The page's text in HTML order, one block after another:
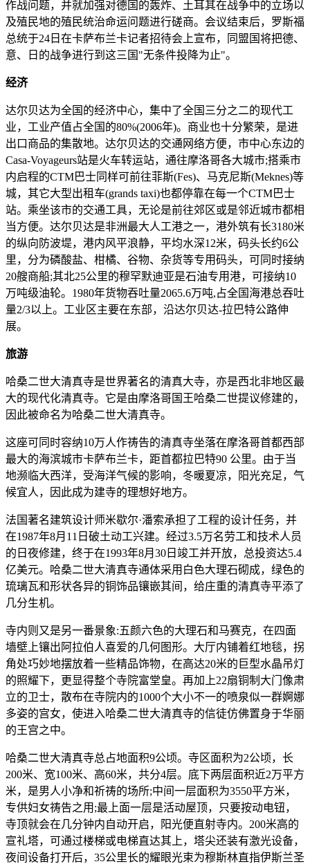
作战问题，并就加强对德国的轰炸、土耳其在战争中的立场以
及殖民地的殖民统治命运问题进行磋商。会议结束后，罗斯福
总统于24日在卡萨布兰卡记者招待会上宣布，同盟国将把德、
意、日的战争进行到这三国"无条件投降为止"。
经济
达尔贝达为全国的经济中心，集中了全国三分之二的现代工
业，工业产值占全国的80%(2006年)。商业也十分繁荣，是进
出口商品的集散地。达尔贝达的交通网络方便，市中心东边的
Casa-Voyageurs站是火车转运站，通往摩洛哥各大城市;搭乘市
内启程的CTM巴士同样可前往菲斯(Fes)、马克尼斯(Meknes)等
城，其它大型出租车(grands taxi)也都停靠在每一个CTM巴士
站。乘坐该市的交通工具，无论是前往郊区或是邻近城市都相
当方便。达尔贝达是非洲最大人工港之一，港外筑有长3180米
的纵向防波堤，港内风平浪静，平均水深12米，码头长约6公
里，分为磷酸盐、柑橘、谷物、杂货等专用码头，可同时接纳
20艘商船;其北25公里的穆罕默迪亚是石油专用港，可接纳10
万吨级油轮。1980年货物吞吐量2065.6万吨,占全国海港总吞吐
量2/3以上。工业区主要在东部，沿达尔贝达-拉巴特公路伸
展。
旅游
哈桑二世大清真寺是世界著名的清真大寺，亦是西北非地区最
大的现代化清真寺。它是由摩洛哥国王哈桑二世提议修建的，
因此被命名为哈桑二世大清真寺。
这座可同时容纳10万人作祷告的清真寺坐落在摩洛哥首都西部
最大的海滨城市卡萨布兰卡，距首都拉巴特90 公里。由于当
地濒临大西洋，受海洋气候的影响，冬暖夏凉，阳光充足，气
候宜人，因此成为建寺的理想好地方。
法国著名建筑设计师米歇尔·潘索承担了工程的设计任务，并
在1987年8月11日破土动工兴建。经过3.5万名劳工和技术人员
的日夜修建，终于在1993年8月30日竣工并开放，总投资达5.4
亿美元。哈桑二世大清真寺通体采用白色大理石砌成，绿色的
琉璃瓦和形状各异的铜饰品镶嵌其间，给庄重的清真寺平添了
几分生机。
寺内则又是另一番景象:五颜六色的大理石和马赛克，在四面
墙壁上镶出阿拉伯人喜爱的几何图形。大厅内铺着红地毯，拐
角处巧妙地摆放着一些精品饰物，在高达20米的巨型水晶吊灯
的照耀下，更显得整个寺院富堂皇。再加上22扇铜制大门像肃
立的卫士，散布在寺院内的1000个大小不一的喷泉似一群婀娜
多姿的宫女，使进入哈桑二世大清真寺的信徒仿佛置身于华丽
的王宫之中。
哈桑二世大清真寺总占地面积9公顷。寺区面积为2公顷，长
200米、宽100米、高60米，共分4层。底下两层面积近2万平方
米，是男人小净和祈祷的场所;中间一层面积为3550平方米，
专供妇女祷告之用;最上面一层是活动屋顶，只要按动电钮，
寺顶就会在几分钟内自动开启，阳光便直射寺内。200米高的
宣礼塔，可通过楼梯或电梯直达其上，塔尖还装有激光设备，
夜间设备打开后，35公里长的耀眼光束为穆斯林直指伊斯兰圣